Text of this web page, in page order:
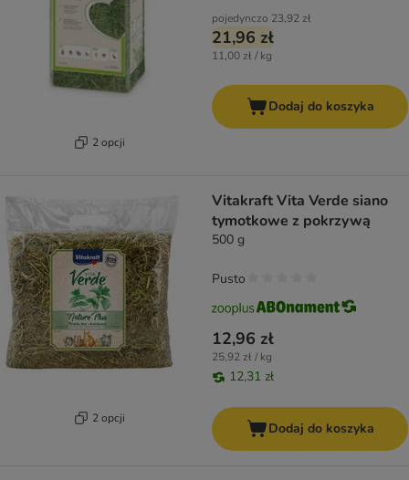
2 opcji
pojedynczo 23,92 zł
21,96 zł
11,00 zł / kg
Dodaj do koszyka
2 opcji
Vitakraft Vita Verde siano
tymotkowe z pokrzywą
500 g
12,96 zł
25,92 zł / kg
12,31 zł
Pusto
Dodaj do koszyka